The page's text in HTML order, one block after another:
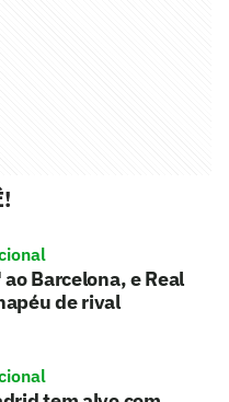
Barcelona, e Real
de rival